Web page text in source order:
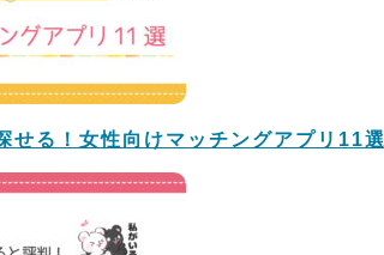
せる！女性向けマッチングアプリ11選